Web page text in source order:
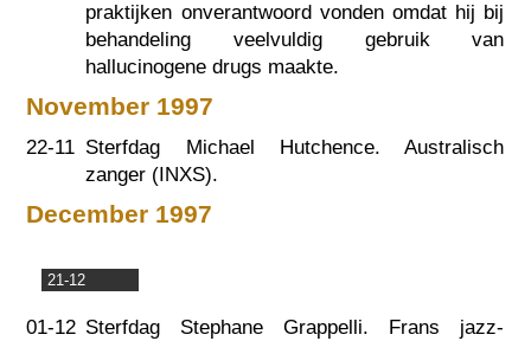
praktijken onverantwoord vonden omdat hij bij
behandeling veelvuldig gebruik van
hallucinogene drugs maakte.
November 1997
22-11 Sterfdag Michael Hutchence. Australisch
zanger (INXS).
December 1997
21-12
01-12 Sterfdag Stephane Grappelli. Frans jazz-